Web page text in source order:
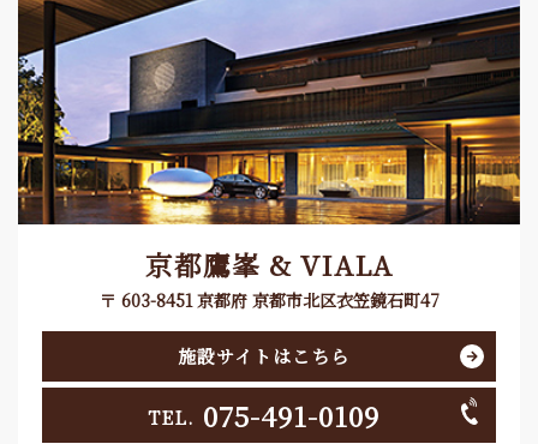
京都鷹峯 & VIALA
〒 603-8451 京都府 京都市北区衣笠鏡石町47
施設サイトはこちら
TEL. 075-491-0109